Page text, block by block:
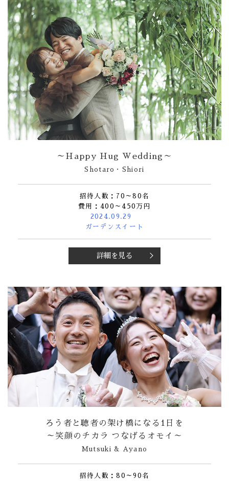
～Happy Hug Wedding～
Shotaro・Shiori
招待人数：70～80名
費用：400～450万円
2024.09.29
ガーデンスイート
詳細を見る
ろう者と聴者の架け橋になる1日を
～笑顔のチカラ つなげるオモイ～
Mutsuki & Ayano
招待人数：80～90名